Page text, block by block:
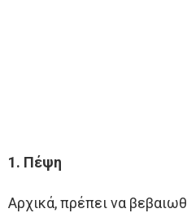
1. Πέψη
Αρχικά, πρέπει να